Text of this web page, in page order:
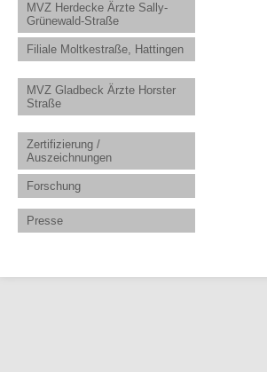
MVZ Herdecke Ärzte Sally-
Grünewald-Straße
Filiale Moltkestraße, Hattingen
MVZ Gladbeck Ärzte Horster
Straße
Zertifizierung /
Auszeichnungen
Forschung
Presse